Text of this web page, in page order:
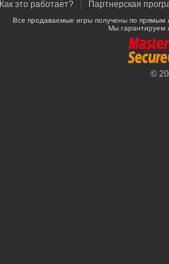
Как это работает? Партнерская
Все продаваемые игры получены по
Мы гарантируем
©